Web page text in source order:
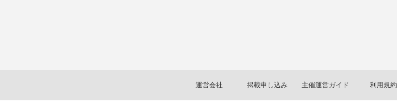
運営会社 掲載申し込み 主催運営ガイド 利用規約